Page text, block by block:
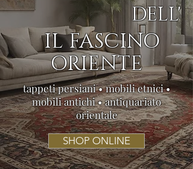
DELL'
IL FASCINO
ORIENTE
tappeti persiani • mobili etnici •
mobili antichi • antiquariato
orientale
SHOP ONLINE